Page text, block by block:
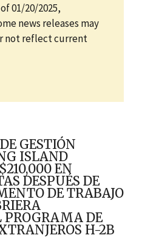
01/20/2025,
news releases may
not reflect current
GESTIÓN
ISLAND
EN
DESPUÉS DE
DE TRABAJO
PROGRAMA DE
H-2B